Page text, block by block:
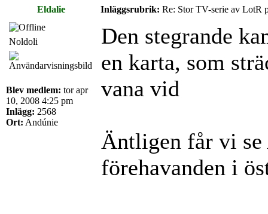
Eldalie
Inläggsrubrik: Re: Stor TV-serie av LotR
Noldoli
Blev medlem: tor apr
10, 2008 4:25 pm
Inlägg: 2568
Ort: Andúnie
Den stegrande
en karta, som
vana vid
Äntligen får vi se
förehavanden i